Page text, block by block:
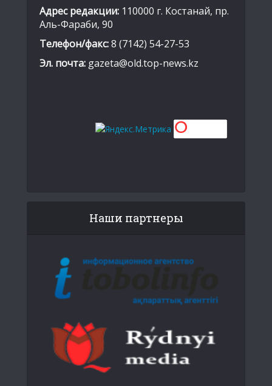
Адрес редакции: 110000 г. Костанай, пр.
Аль-Фараби, 90
Телефон/факс:8 (7142) 54-27-53
Эл. почта: gazeta@old.top-news.kz
Наши партнеры